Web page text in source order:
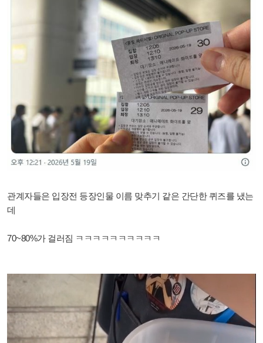
관계자들은 입장전 등장인물 이름 맞추기 같은 간단한 퀴즈를 냈는
데
70~80%가 걸러짐 ㅋㅋㅋㅋㅋㅋㅋㅋㅋㅋ